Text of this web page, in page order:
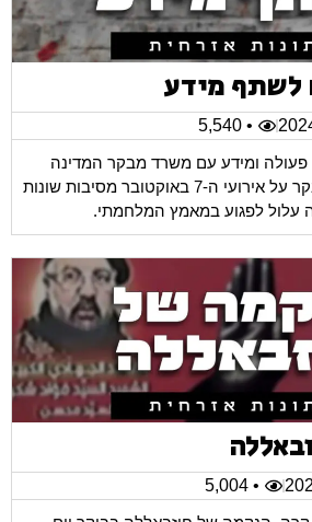
לשתף מידע
• 5,540
ומידע עם משרד מבקר המדינה
בנוגע לתחקיר של המבקר על אירועי ה-7 באוקטובר מסיבות שונות
עלול לפגוע במאמץ המלחמתי.
• 5,004